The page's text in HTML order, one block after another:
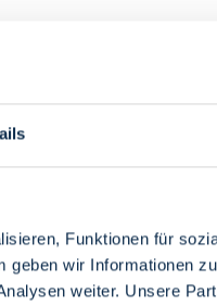
Funktionen für
wir Informationen
weiter. Unsere